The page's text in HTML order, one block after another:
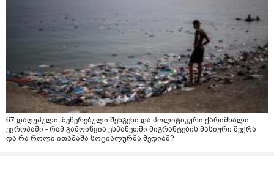
67 დაღუპული, შეჩერებული შენგენი და პოლიტიკური ქარიშხალი
ევროპაში - რამ გამოიწვია ესპანეთში მიგრანტების მასიური შეჭრა
და რა როლი ითამაშა სოციალურმა მედიამ?